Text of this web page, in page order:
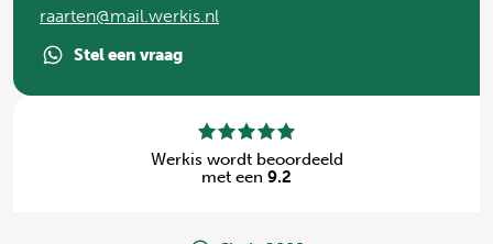
raarten@mail.werkis.nl
Stel een vraag
Werkis wordt beoordeeld
met een 9.2